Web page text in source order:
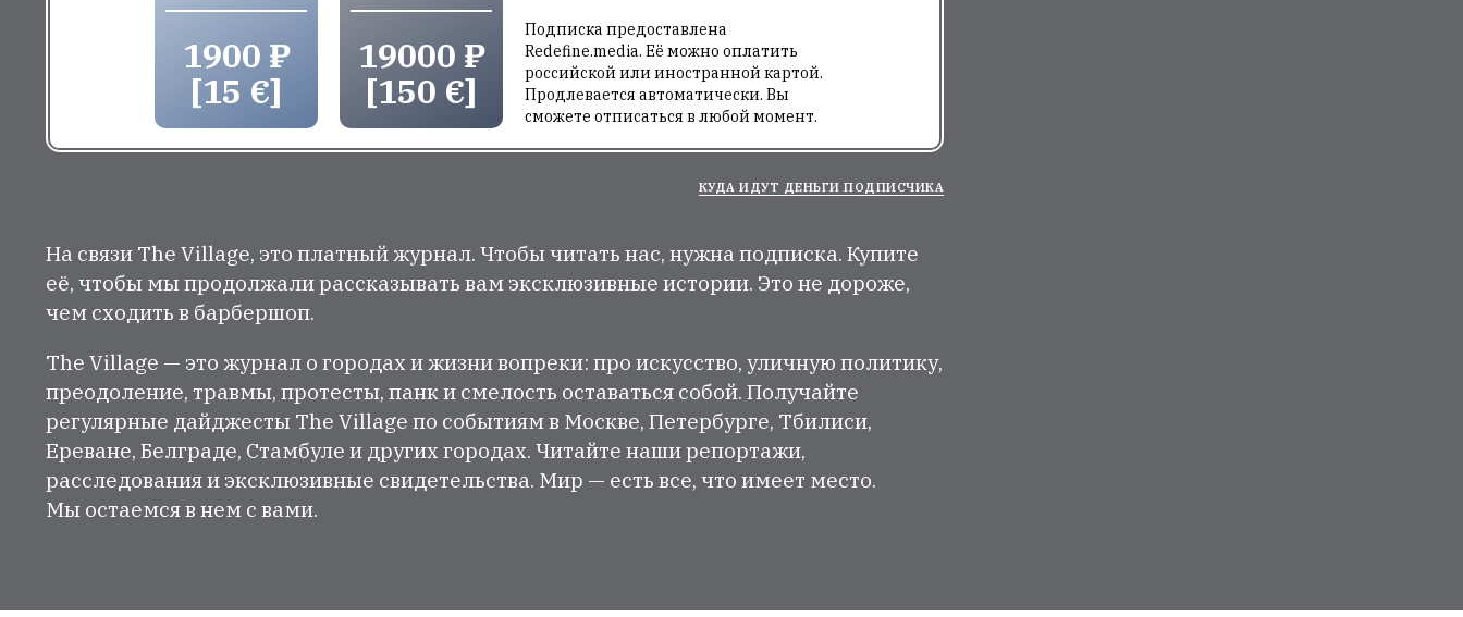
1900 ₽
[15 €]
19000 ₽
[150 €]
Подписка предоставлена
Redefine.media. Её можно оплатить
российской или иностранной картой.
Продлевается автоматически. Вы
сможете отписаться в любой момент.
КУДА ИДУТ ДЕНЬГИ ПОДПИСЧИКА
На связи The Village, это платный журнал. Чтобы читать нас, нужна подписка. Купите
её, чтобы мы продолжали рассказывать вам эксклюзивные истории. Это не дороже,
чем сходить в барбершоп.
The Village — это журнал о городах и жизни вопреки: про искусство, уличную политику,
преодоление, травмы, протесты, панк и смелость оставаться собой. Получайте
регулярные дайджесты The Village по событиям в Москве, Петербурге, Тбилиси,
Ереване, Белграде, Стамбуле и других городах. Читайте наши репортажи,
расследования и эксклюзивные свидетельства. Мир — есть все, что имеет место.
Мы остаемся в нем с вами.